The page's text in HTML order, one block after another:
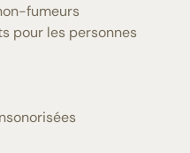
fumeurs
pour les personnes